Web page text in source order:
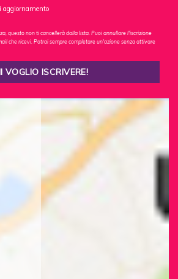
aggiornamento
questo non ti cancellerà dalla lista. Puoi annullare l'iscrizione
che ricevi. Potrai sempre completare un'azione senza attivare